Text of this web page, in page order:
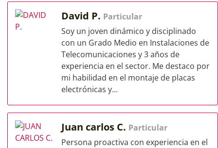
David P. Particular
Soy un joven dinámico y disciplinado
con un Grado Medio en Instalaciones de
Telecomunicaciones y 3 años de
experiencia en el sector. Me destaco por
mi habilidad en el montaje de placas
electrónicas y...
Juan carlos C. Particular
Persona proactiva con experiencia en el